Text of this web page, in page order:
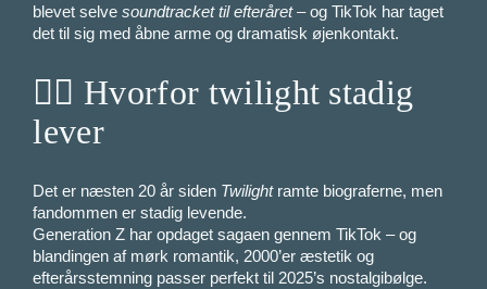
blevet selvesoundtracket til efteråret– og TikTok har taget
det til sig med åbne arme og dramatisk øjenkontakt.
🧛‍♀️ Hvorfor twilight stadig
lever
Det er næsten 20 år siden Twilightramte biograferne, men
fandommen er stadig levende.
Generation Z har opdaget sagaen gennem TikTok – og
blandingen af mørk romantik, 2000’er æstetik og
efterårsstemning passer perfekt til 2025’s nostalgibølge.